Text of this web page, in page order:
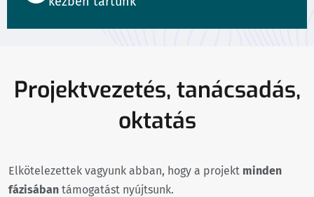
Projektvezetés, tanácsadás,
oktatás
Elkötelezettek vagyunk abban, hogy a projekt minden
fázisában támogatást nyújtsunk.